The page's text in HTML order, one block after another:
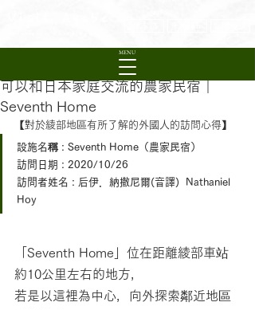
MENU
可以和日本家庭交流的農家民宿｜
Seventh Home
【對於綾部地區有所了解的外國人的訪問心得】
設施名稱 : Seventh Home（農家民宿）
訪問日期 : 2020/10/26
訪問者姓名 : 后伊．納撒尼爾(音譯)  Nathaniel
Hoy
「Seventh Home」位在距離綾部車站
約10公里左右的地方，
若是以這裡為中心，向外探索鄰近地區